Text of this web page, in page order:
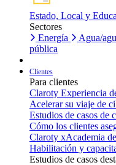
Estado, Local y
Sectores
Energía
Agua/
pública
Clientes
Para clientes
Claroty Experiencia
Acelerar su viaje de
Estudios de casos de
Cómo los clientes
Claroty xAcademia
Habilitación y
Estudios de casos